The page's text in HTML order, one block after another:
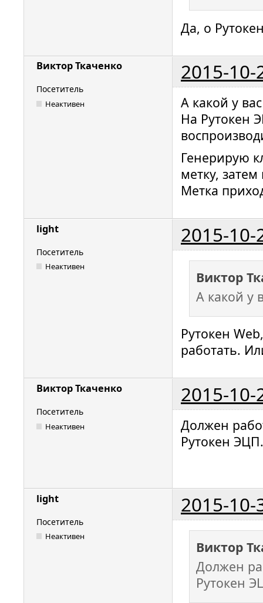
Да, о
Виктор Ткаченко 2015-10-
Посетитель
Неактивен
А какой у
На Рутокен
Генерирую
метку,
Метка
light 2015-10-
Посетитель
Неактивен
Виктор
А какой у
Рутокен
работать.
Виктор Ткаченко 2015-10-
Посетитель
Неактивен
Должен
Рутокен ЭЦП.
light 2015-10-
Посетитель
Неактивен
Виктор
Должен
Рутокен